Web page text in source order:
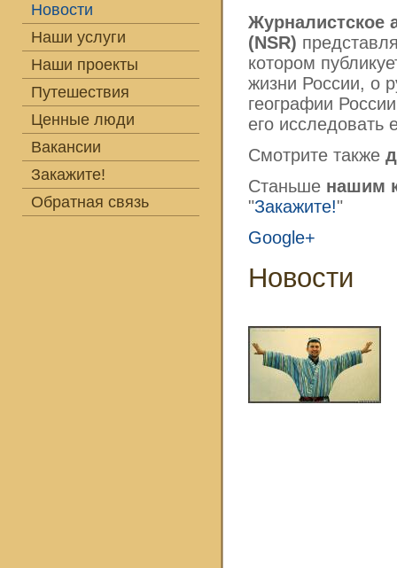
Новости
Наши услуги
Наши проекты
Путешествия
Ценные люди
Вакансии
Закажите!
Обратная связь
Журналистское
(NSR)
котором
жизни России, о
географии
его исследовать
Смотрите также
Станьше нашим
"Закажите!"
Google+
Новости